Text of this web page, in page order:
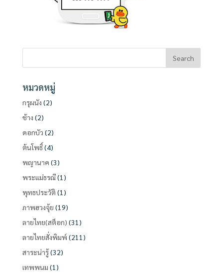
หมวดหมู่
กรุผนัง (2)
ช้าง (2)
ดอกบัว (2)
ต้นโพธิ์(4)
พญานาค (3)
พระแม่ธรณี(1)
พุทธประวัติ (1)
ภาพฮวงจุ้ย (19)
ลายไทย(สต็อก) (31)
ลายไทยสั่งพิมพ์ (211)
สาระน่ารู้(32)
เทพพนม (1)